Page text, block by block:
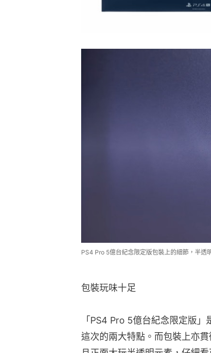
PS4 Pro 5億台紀念限定版包裝上的細節，半透
包裝玩味十足
「PS4 Pro 5億台紀念限定版
這次的兩大特點。而包裝上亦